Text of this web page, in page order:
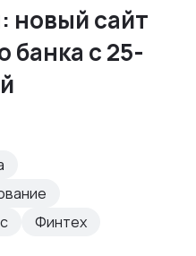
новый сайт
банка с 25-
Финтех